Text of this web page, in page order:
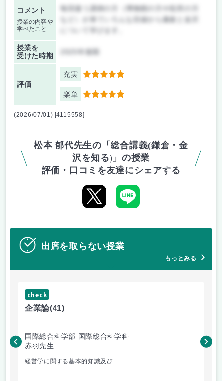
コメント
授業の内容や
学べたこと
毎回違う講師の方（博物館の方や役所の方
など）が来ていろんな目線から鎌倉と金沢
授業を
受けた時期
2025年後期
評価
充実 5
楽単 5
(2026/07/01) [4115558]
松本 郁代先生の「総合講義(鎌倉・金
沢を知る)」の授業
評価・口コミを友達にシェアする
出席を取らない授業
もっとみる
check
企業論(41)
国際総合科学部 国際総合科学科
赤羽先生
経営学に関する基本的知識及び...
柴